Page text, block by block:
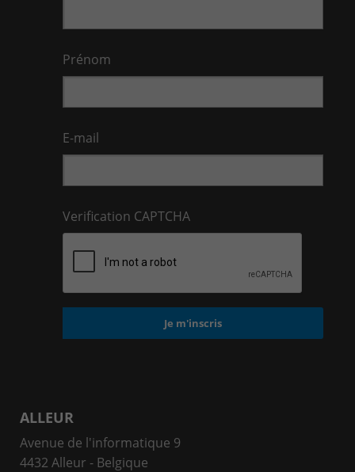
Prénom
E-mail
Verification CAPTCHA
ALLEUR
Avenue de l'informatique 9
4432 Alleur - Belgique